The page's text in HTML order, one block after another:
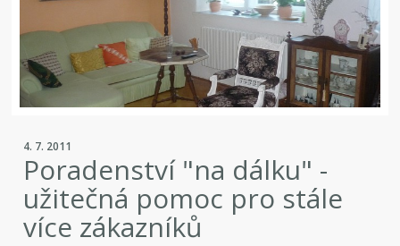
4. 7. 2011
Poradenství "na dálku" -
užitečná pomoc pro stále
více zákazníků